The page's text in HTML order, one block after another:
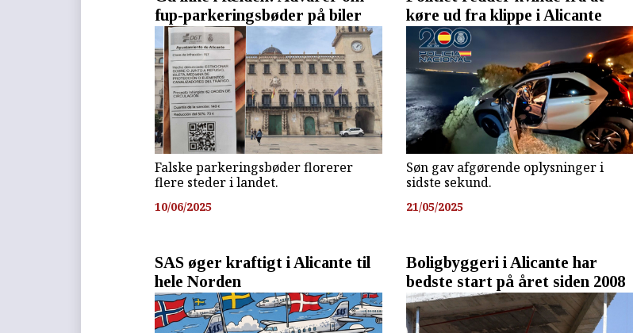
fup-parkeringsbøder på biler
Falske parkeringsbøder florerer
flere steder i landet.
10/06/2025
køre ud fra klippe i Alicante
Søn gav afgørende oplysninger i
sidste sekund.
21/05/2025
SAS øger kraftigt i Alicante til
hele Norden
Boligbyggeri i Alicante har
bedste start på året siden 2008